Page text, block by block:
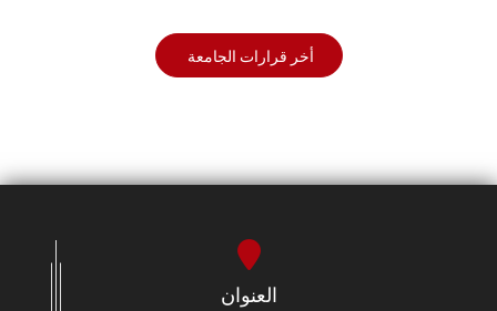
أخر قرارات الجامعة
العنوان